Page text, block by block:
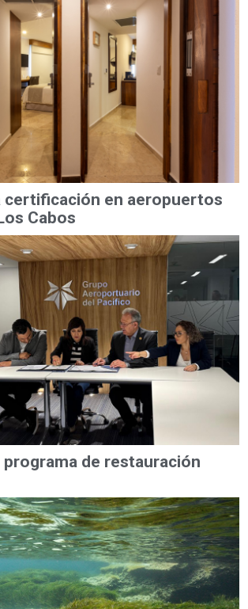
certificación en aeropuertos
Cabos
programa de restauración